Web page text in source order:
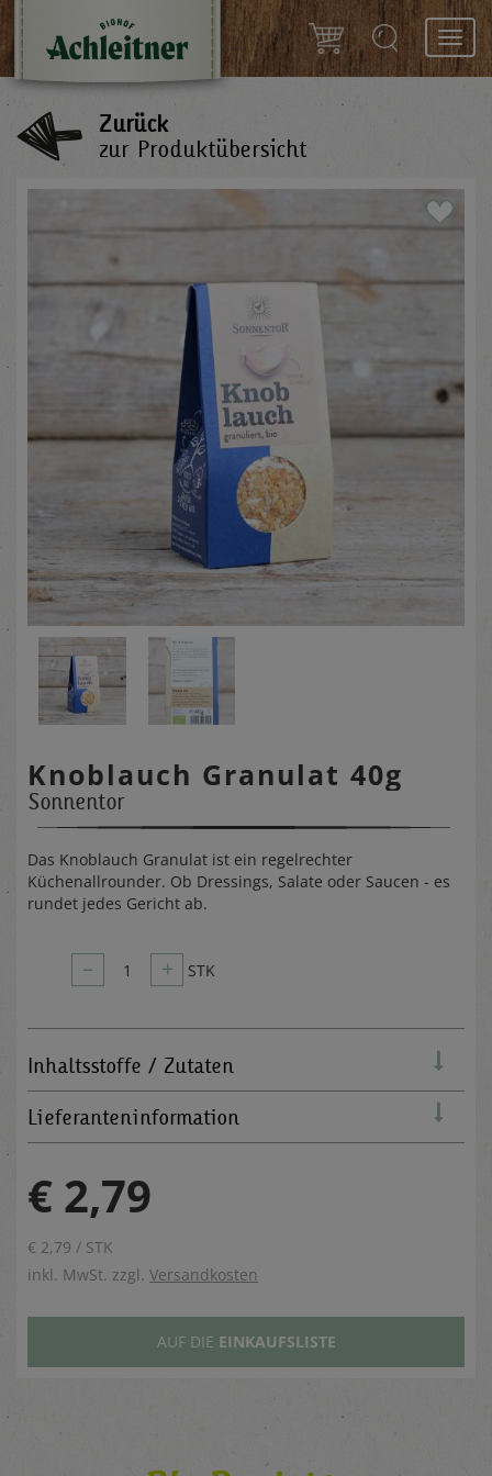
Zurück
zur Produktübersicht
Knoblauch Granulat 40g
Sonnentor
Das Knoblauch Granulat ist ein regelrechter
Küchenallrounder. Ob Dressings, Salate oder Saucen - es
rundet jedes Gericht ab.
– 1 + STK
Inhaltsstoffe / Zutaten
Lieferanteninformation
€ 2,79
€ 2,79 / STK
inkl. MwSt. zzgl. Versandkosten
AUF DIE EINKAUFSLISTE